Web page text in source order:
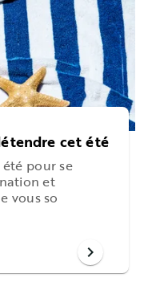
cet été
pour se
et
vous so
chevron_right